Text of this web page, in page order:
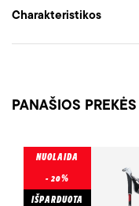
Charakteristikos
PANAŠIOS PREKĖS
NUOLAIDA
- 20%
IŠPARDUOTA